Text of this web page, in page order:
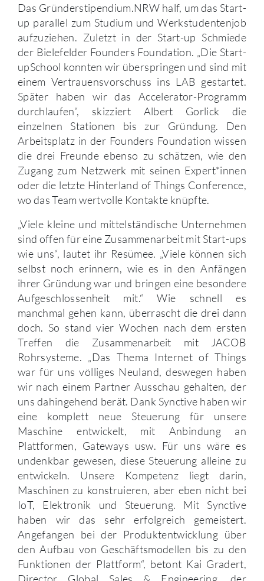
Das Gründerstipendium.NRW half, um das Start-
up parallel zum Studium und Werkstudentenjob
aufzuziehen. Zuletzt in der Start-up Schmiede
der Bielefelder Founders Foundation. „Die Start-
upSchool konnten wir überspringen und sind mit
einem Vertrauensvorschuss ins LAB gestartet.
Später haben wir das Accelerator-Programm
durchlaufen“, skizziert Albert Gorlick die
einzelnen Stationen bis zur Gründung. Den
Arbeitsplatz in der Founders Foundation wissen
die drei Freunde ebenso zu schätzen, wie den
Zugang zum Netzwerk mit seinen Expert*innen
oder die letzte Hinterland of Things Conference,
wo das Team wertvolle Kontakte knüpfte.
„Viele kleine und mittelständische Unternehmen
sind offen für eine Zusammenarbeit mit Start-ups
wie uns“, lautet ihr Resümee. „Viele können sich
selbst noch erinnern, wie es in den Anfängen
ihrer Gründung war und bringen eine besondere
Aufgeschlossenheit mit.“ Wie schnell es
manchmal gehen kann, überrascht die drei dann
doch. So stand vier Wochen nach dem ersten
Treffen die Zusammenarbeit mit JACOB
Rohrsysteme. „Das Thema Internet of Things
war für uns völliges Neuland, deswegen haben
wir nach einem Partner Ausschau gehalten, der
uns dahingehend berät. Dank Synctive haben wir
eine komplett neue Steuerung für unsere
Maschine entwickelt, mit Anbindung an
Plattformen, Gateways usw. Für uns wäre es
undenkbar gewesen, diese Steuerung alleine zu
entwickeln. Unsere Kompetenz liegt darin,
Maschinen zu konstruieren, aber eben nicht bei
IoT, Elektronik und Steuerung. Mit Synctive
haben wir das sehr erfolgreich gemeistert.
Angefangen bei der Produktentwicklung über
den Aufbau von Geschäftsmodellen bis zu den
Funktionen der Plattform“, betont Kai Gradert,